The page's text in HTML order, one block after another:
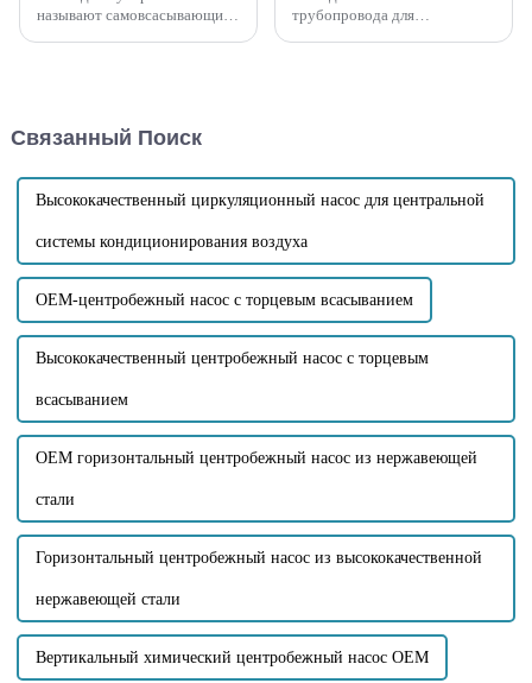
называют самовсасывающим
самовсасывания,
высота, высокая
устойчивость к засорению,
д.
трубопровода для
принцип заключается в
использовании скорости
Связанный Поиск
Высококачественный циркуляционный насос для центральной
системы кондиционирования воздуха
OEM-центробежный насос с торцевым всасыванием
Высококачественный центробежный насос с торцевым
всасыванием
OEM горизонтальный центробежный насос из нержавеющей
стали
Горизонтальный центробежный насос из высококачественной
нержавеющей стали
Вертикальный химический центробежный насос OEM